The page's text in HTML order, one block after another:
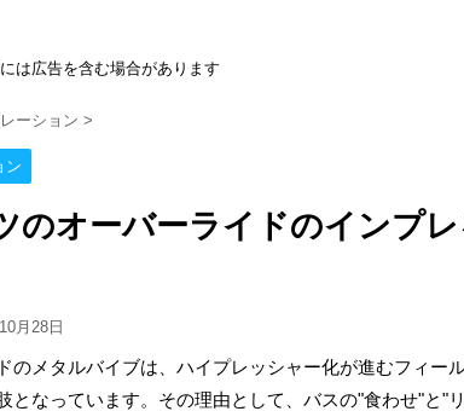
には広告を含む場合があります
ーション >
ン
のオーバーライドのインプ
月28日
のメタルバイブは、ハイプレッシャー化が進むフィー
となっています。その理由として、バスの"食わせ"と"